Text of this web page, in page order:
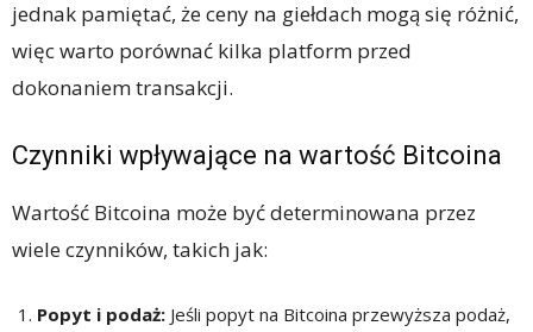
jednak pamiętać, że ceny na giełdach mogą się różnić,
więc warto porównać kilka platform przed
dokonaniem transakcji.
Czynniki wpływające na wartość Bitcoina
Wartość Bitcoina może być determinowana przez
wiele czynników, takich jak:
Popyt i podaż: Jeśli popyt na Bitcoina przewyższa podaż,